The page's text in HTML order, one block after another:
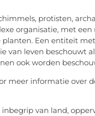
protisten,
organisatie, met
Een entiteit
van leven beschouwt
ook worden
meer informatie over
van land,